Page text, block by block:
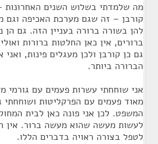
מה שלמדתי בשלוש השנים האחרונות
קורבן – זה שגם מערכת האכיפה וגם
להן בשורה ברורה בעניין הזה. גם הן
ברורים, אין כאן החלטות ברורות
גם כן קורבן ולכן מעגלים פינות,
הברורה ביותר.
אני שוחחתי עשרות פעמים עם גורמי
מאוד פעמים עם הפרקליטות ושוחחתי
המשפט. לכן אני פונה כאן לבית
לעשות מעשה שהוא מעשה ברור. אין
לטפל בצורה ראויה בדברים הללו.